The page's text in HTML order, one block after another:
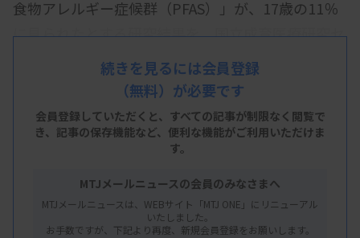
食物アレルギー症候群（PFAS）」が、17歳の11％
に見られたとする研究結果を、国立成育医療研究セ
ンターが発表した。
2003～05年に妊娠した母とその後に生まれた子を
登録し、アンケートや診察、血液検査によってアレ
ルギー性疾患などを調査している大規模な疫学研究
を検査。質問票でも調査して、併せて分析した。
その結果、全体の64％が過去1年間に鼻炎症状を経
続きを見るには会員登録
（無料）が必要です
会員登録していただくと、すべての記事が制限なく閲覧で
き、 記事の保存機能など、便利な機能がご利用いただけま
す。
MTJメールニュースの会員のみなさまへ
MTJメールニュースは、WEBサイト「MTJ ONE」にリニューアル
いたしました。
お手数ですが、下記より再度、新規会員登録をお願いします。